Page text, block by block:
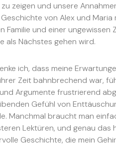
zeigen und unsere
von Alex und
Familie und einer
als Nächstes gehen wird.
ich, dass meine
Zeit bahnbrechend war,
Argumente frustrierend
Gefühl von
Manchmal braucht man
Lektüren, und genau das
Geschichte, die mein